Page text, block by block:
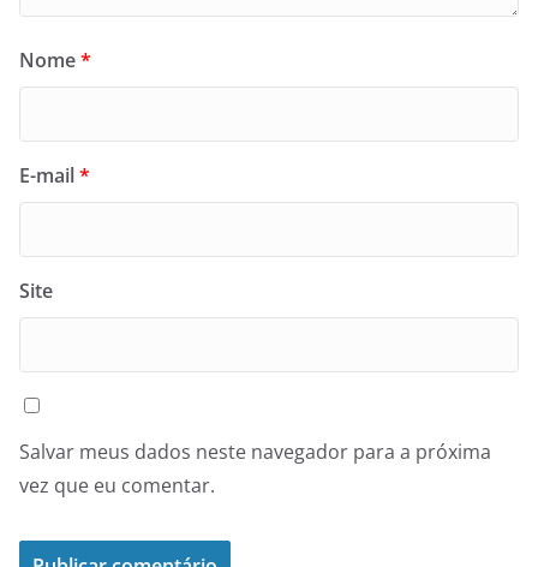
Nome*
E-mail*
Site
Salvar meus dados neste navegador para a próxima
vez que eu comentar.